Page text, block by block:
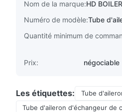
Nom de la marque:HD BOILER
Numéro de modèle:Tube
Quantité minimum de
Prix:
négociable
Les étiquettes:
Tube
Tube d'aileron d'échangeur de